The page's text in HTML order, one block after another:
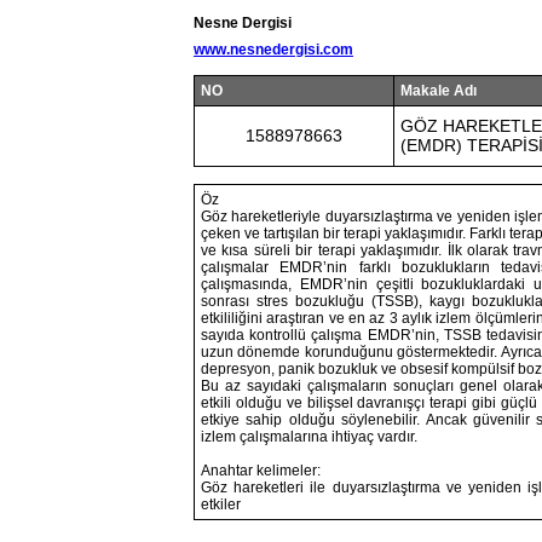
Nesne Dergisi
www.nesnedergisi.com
NO Makale Adı
1588978663
GÖZ
(EMDR)
Öz
Göz hareketleriyle duyarsızlaştırma ve yeniden
çeken ve tartışılan bir terapi yaklaşımıdır. Farklı
ve kısa süreli bir terapi yaklaşımıdır. İlk olarak
çalışmalar EMDR’nin farklı bozuklukların
çalışmasında, EMDR’nin çeşitli
sonrası stres bozukluğu (TSSB), kaygı
etkililiğini araştıran ve en az 3 aylık izlem
sayıda kontrollü çalışma EMDR’nin, TSSB
uzun dönemde korunduğunu göstermektedir.
depresyon, panik bozukluk ve obsesif kompülsif
Bu az sayıdaki çalışmaların sonuçları genel
etkili olduğu ve bilişsel davranışçı terapi gibi güçlü
etkiye sahip olduğu söylenebilir. Ancak
izlem çalışmalarına ihtiyaç vardır.
Anahtar kelimeler:
Göz hareketleri ile duyarsızlaştırma ve yeniden
etkiler